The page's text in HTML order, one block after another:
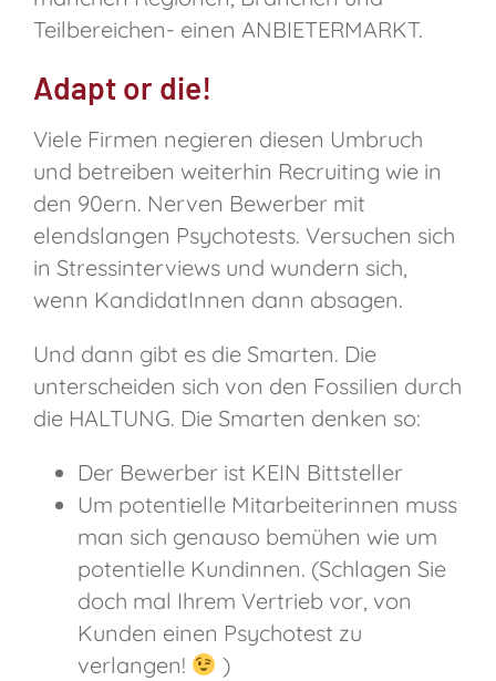
Teilbereichen- einen ANBIETERMARKT.
Adapt or die!
Viele Firmen negieren diesen Umbruch
und betreiben weiterhin Recruiting wie in
den 90ern. Nerven Bewerber mit
elendslangen Psychotests. Versuchen sich
in Stressinterviews und wundern sich,
wenn KandidatInnen dann absagen.
Und dann gibt es die Smarten. Die
unterscheiden sich von den Fossilien durch
die HALTUNG. Die Smarten denken so:
Der Bewerber ist KEIN Bittsteller
Um potentielle Mitarbeiterinnen muss
man sich genauso bemühen wie um
potentielle Kundinnen. (Schlagen Sie
doch mal Ihrem Vertrieb vor, von
Kunden einen Psychotest zu
verlangen!
)